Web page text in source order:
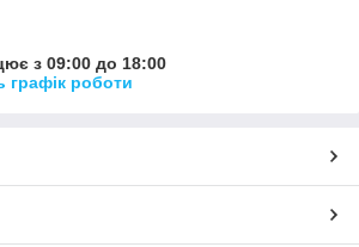
з 09:00 до 18:00
графік роботи